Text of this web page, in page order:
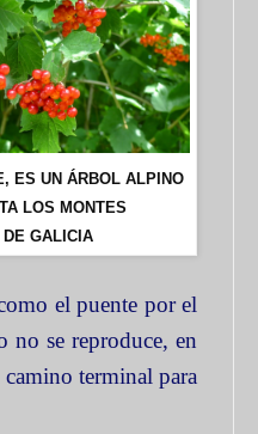
ES UN ÁRBOL ALPINO
LOS MONTES
GALICIA
el puente por el
no se reproduce, en
terminal para